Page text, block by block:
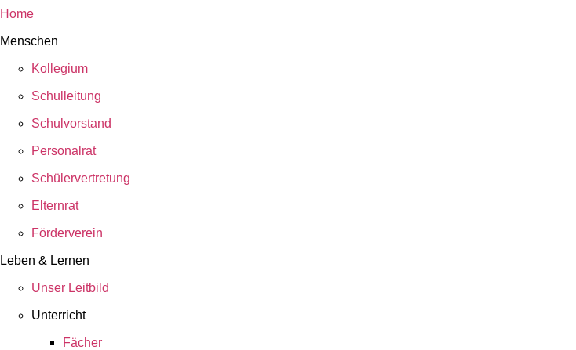
Home
Menschen
Kollegium
Schulleitung
Schulvorstand
Personalrat
Schülervertretung
Elternrat
Förderverein
Leben & Lernen
Unser Leitbild
Unterricht
Fächer